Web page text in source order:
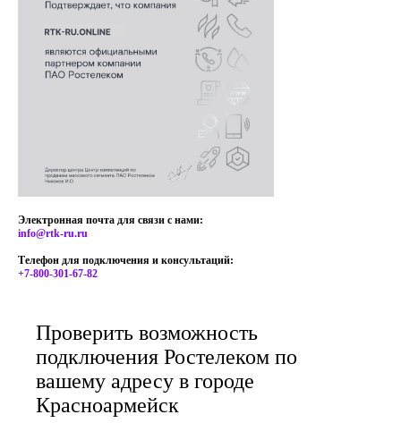
Электронная почта для связи с нами:
info@rtk-ru.ru
Телефон для подключения и консультаций:
+7-800-301-67-82
Проверить возможность
подключения Ростелеком по
вашему адресу в городе
Красноармейск